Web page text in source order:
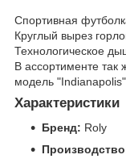
Спортивная
Круглый вырез
Технологическое
В ассортименте так
модель "Indianapolis"
Характеристики
Бренд: Roly